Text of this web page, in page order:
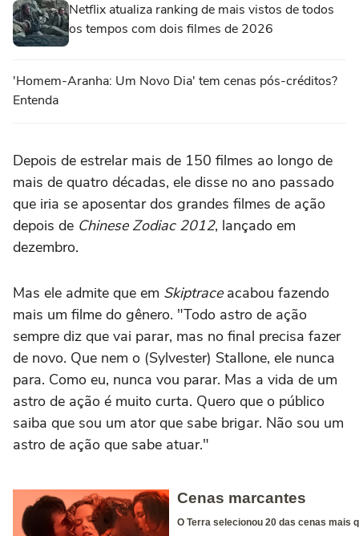
Netflix atualiza ranking de mais vistos de todos
os tempos com dois filmes de 2026
'Homem-Aranha: Um Novo Dia' tem cenas pós-créditos?
Entenda
Depois de estrelar mais de 150 filmes ao longo de
mais de quatro décadas, ele disse no ano passado
que iria se aposentar dos grandes filmes de ação
depois de Chinese Zodiac 2012, lançado em
dezembro.
Mas ele admite que em Skiptraceacabou fazendo
mais um filme do gênero. "Todo astro de ação
sempre diz que vai parar, mas no final precisa fazer
de novo. Que nem o (Sylvester) Stallone, ele nunca
para. Como eu, nunca vou parar. Mas a vida de um
astro de ação é muito curta. Quero que o público
saiba que sou um ator que sabe brigar. Não sou um
astro de ação que sabe atuar."